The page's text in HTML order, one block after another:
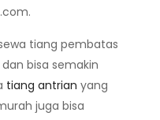
.
tiang pembatas
bisa semakin
tiang antrian yang
juga bisa